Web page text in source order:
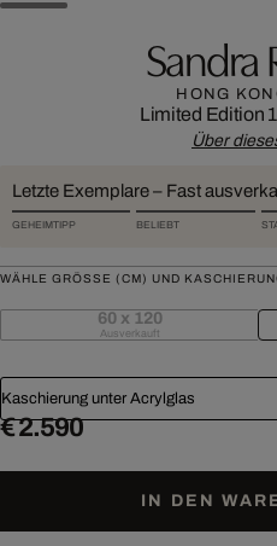
Sandra
HONG
Limited Edition
Über
Letzte Exemplare – Fast
GEHEIMTIPP BELIEBT
WÄHLE GRÖSSE (CM) UND
60 x 120
Ausverkauft
Kaschierung unter Acrylglas
€ 2.590
IN DEN